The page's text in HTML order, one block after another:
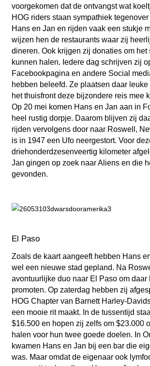
voorgekomen dat de ontvangst wat
HOG riders staan sympathiek
Hans en Jan en rijden vaak een stukje
wijzen hen de restaurants waar zij
dineren. Ook krijgen zij donaties om het
kunnen halen. Iedere dag schrijven zij
Facebookpagina en andere Social
hebben beleefd. Ze plaatsen daar leuke
het thuisfront deze bijzondere reis mee
Op 20 mei komen Hans en Jan aan in
heel rustig dorpje. Daarom blijven zij
rijden vervolgens door naar Roswell,
is in 1947 een Ufo neergestort. Voor
driehonderdzesenveertig kilometer
Jan gingen op zoek naar Aliens en die
gevonden.
El Paso
Zoals de kaart aangeeft hebben Hans
wel een nieuwe stad gepland. Na
avontuurlijke duo naar El Paso om daar
promoten. Op zaterdag hebben zij
HOG Chapter van Barnett Harley-
een mooie rit maakt. In de tussentijd
$16.500 en hopen zij zelfs om $23.000
halen voor hun twee goede doelen. In
kwamen Hans en Jan bij een bar die
was. Maar omdat de eigenaar ook